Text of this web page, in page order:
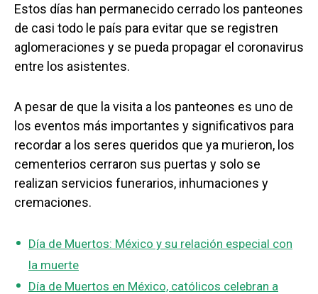
Estos días han permanecido cerrado los panteones
de casi todo le país para evitar que se registren
aglomeraciones y se pueda propagar el coronavirus
entre los asistentes.
A pesar de que la visita a los panteones es uno de
los eventos más importantes y significativos para
recordar a los seres queridos que ya murieron, los
cementerios cerraron sus puertas y solo se
realizan servicios funerarios, inhumaciones y
cremaciones.
Día de Muertos: México y su relación especial con
la muerte
Día de Muertos en México, católicos celebran a